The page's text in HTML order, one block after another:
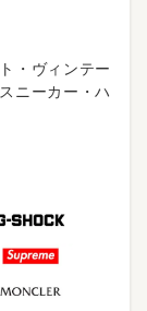
・ヴィンテー
ニーカー・ハ